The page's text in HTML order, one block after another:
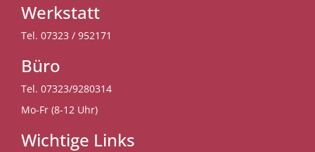
Werkstatt
Tel. 07323 / 952171
Büro
Tel. 07323/9280314
Mo-Fr (8-12 Uhr)
Wichtige Links